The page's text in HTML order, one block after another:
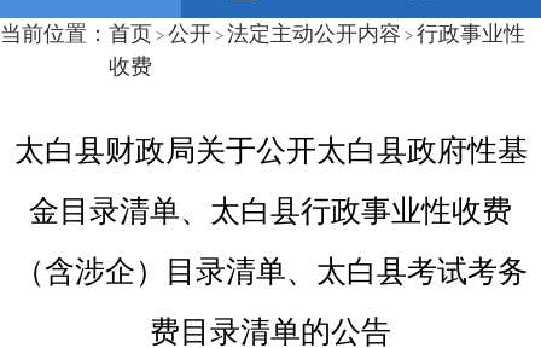
当前位置： 首页 > 公开 > 法定主动公开内容 > 行政事业性
收费
太白县财政局关于公开太白县政府性基
金目录清单、太白县行政事业性收费
（含涉企）目录清单、太白县考试考务
费目录清单的公告